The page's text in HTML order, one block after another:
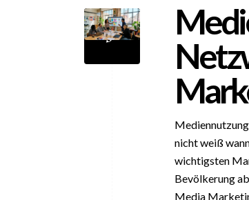
nicht weiß
wichtigsten
Bevölkerung
Media